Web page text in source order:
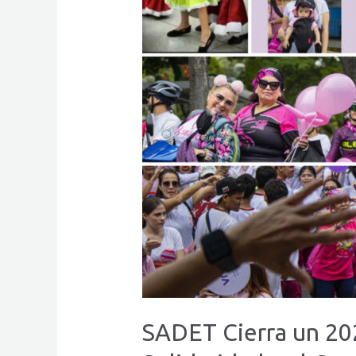
SADET Cierra un